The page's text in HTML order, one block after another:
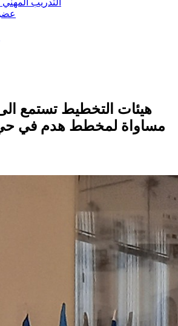
التدريب
هيئات التخطيط تستمع
مساواة لمخطط هدم في